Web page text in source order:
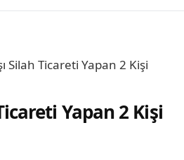
Silah Ticareti Yapan 2 Kişi
Yapan 2 Kişi